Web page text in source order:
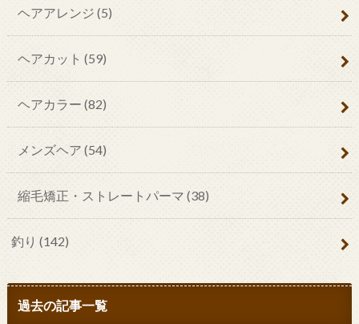
ヘアアレンジ (5)
ヘアカット (59)
ヘアカラー (82)
メンズヘア (54)
縮毛矯正・ストレートパーマ (38)
釣り (142)
過去の記事一覧